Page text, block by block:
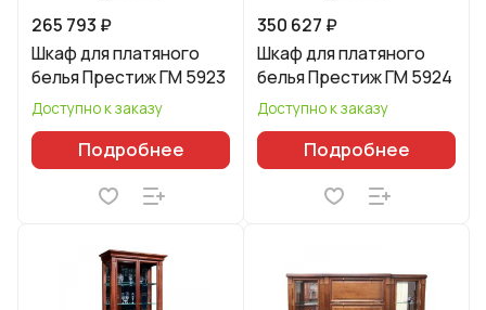
265 793 ₽
Шкаф для платяного
белья Престиж ГМ 5923
Доступно к заказу
Подробнее
350 627 ₽
Шкаф для платяного
белья Престиж ГМ 5924
Доступно к заказу
Подробнее